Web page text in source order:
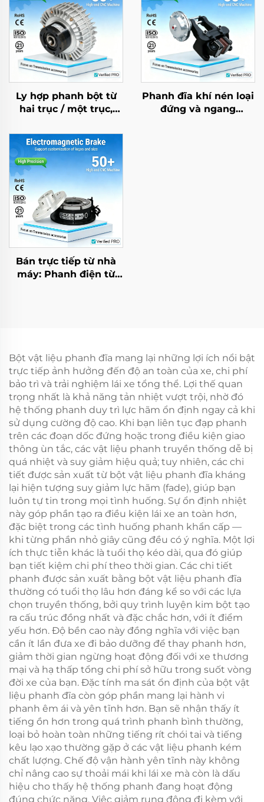
Ly hợp phanh bột từ
hai trục / một trục,
24V, 2,5–40 kg
Phanh đĩa khí nén loại
đứng và ngang
Bán trực tiếp từ nhà
máy: Phanh điện từ
Bột vật liệu phanh đĩa mang lại những lợi ích nổi bật
trực tiếp ảnh hưởng đến độ an toàn của xe, chi phí
bảo trì và trải nghiệm lái xe tổng thể. Lợi thế quan
trọng nhất là khả năng tản nhiệt vượt trội, nhờ đó
hệ thống phanh duy trì lực hãm ổn định ngay cả khi
sử dụng cường độ cao. Khi bạn liên tục đạp phanh
trên các đoạn dốc đứng hoặc trong điều kiện giao
thông ùn tắc, các vật liệu phanh truyền thống dễ bị
quá nhiệt và suy giảm hiệu quả; tuy nhiên, các chi
tiết được sản xuất từ bột vật liệu phanh đĩa kháng
lại hiện tượng suy giảm lực hãm (fade), giúp bạn
luôn tự tin trong mọi tình huống. Sự ổn định nhiệt
này góp phần tạo ra điều kiện lái xe an toàn hơn,
đặc biệt trong các tình huống phanh khẩn cấp —
khi từng phần nhỏ giây cũng đều có ý nghĩa. Một lợi
ích thực tiễn khác là tuổi thọ kéo dài, qua đó giúp
bạn tiết kiệm chi phí theo thời gian. Các chi tiết
phanh được sản xuất bằng bột vật liệu phanh đĩa
thường có tuổi thọ lâu hơn đáng kể so với các lựa
chọn truyền thống, bởi quy trình luyện kim bột tạo
ra cấu trúc đồng nhất và đặc chắc hơn, với ít điểm
yếu hơn. Độ bền cao này đồng nghĩa với việc bạn
cần ít lần đưa xe đi bảo dưỡng để thay phanh hơn,
giảm thời gian ngừng hoạt động đối với xe thương
mại và hạ thấp tổng chi phí sở hữu trong suốt vòng
đời xe của bạn. Đặc tính ma sát ổn định của bột vật
liệu phanh đĩa còn góp phần mang lại hành vi
phanh êm ái và yên tĩnh hơn. Bạn sẽ nhận thấy ít
tiếng ồn hơn trong quá trình phanh bình thường,
loại bỏ hoàn toàn những tiếng rít chói tai và tiếng
kêu lạo xạo thường gặp ở các vật liệu phanh kém
chất lượng. Chế độ vận hành yên tĩnh này không
chỉ nâng cao sự thoải mái khi lái xe mà còn là dấu
hiệu cho thấy hệ thống phanh đang hoạt động
đúng chức năng. Việc giảm rung động đi kèm với